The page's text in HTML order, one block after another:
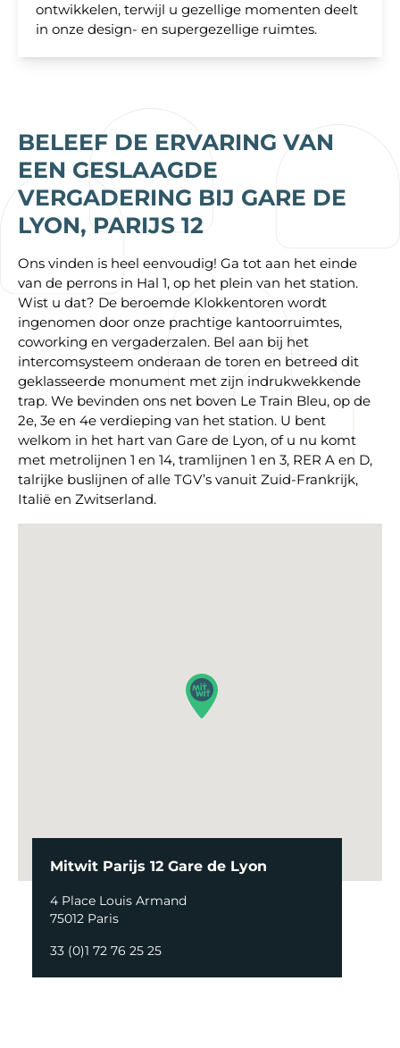
ontwikkelen, terwijl u gezellige momenten deelt
in onze design- en supergezellige ruimtes.
BELEEF DE ERVARING VAN
EEN GESLAAGDE
VERGADERING BIJ GARE DE
LYON, PARIJS 12
Ons vinden is heel eenvoudig! Ga tot aan het einde
van de perrons in Hal 1, op het plein van het station.
Wist u dat? De beroemde Klokkentoren wordt
ingenomen door onze prachtige kantoorruimtes,
coworking en vergaderzalen. Bel aan bij het
intercomsysteem onderaan de toren en betreed dit
geklasseerde monument met zijn indrukwekkende
trap. We bevinden ons net boven Le Train Bleu, op de
2e, 3e en 4e verdieping van het station. U bent
welkom in het hart van Gare de Lyon, of u nu komt
met metrolijnen 1 en 14, tramlijnen 1 en 3, RER A en D,
talrijke buslijnen of alle TGV’s vanuit Zuid-Frankrijk,
Italië en Zwitserland.
Mitwit Parijs 12 Gare de Lyon
4 Place Louis Armand
75012 Paris
33 (0)1 72 76 25 25